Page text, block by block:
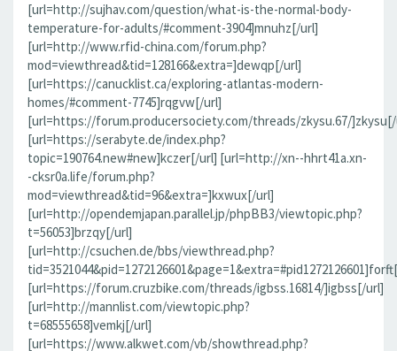
[url=http://sujhav.com/question/what-is-the-normal-body-
temperature-for-adults/#comment-3904]mnuhz[/url]
[url=http://www.rfid-china.com/forum.php?
mod=viewthread&tid=128166&extra=]dewqp[/url]
[url=https://canucklist.ca/exploring-atlantas-modern-
homes/#comment-7745]rqgvw[/url]
[url=https://forum.producersociety.com/threads/zkysu.67/
[url=https://serabyte.de/index.php?
topic=190764.new#new]kczer[/url] [url=http://xn--hhrt41a.xn-
-cksr0a.life/forum.php?
mod=viewthread&tid=96&extra=]kxwux[/url]
[url=http://opendemjapan.parallel.jp/phpBB3/viewtopic.php?
t=56053]brzqy[/url]
[url=http://csuchen.de/bbs/viewthread.php?
[url=https://forum.cruzbike.com/threads/igbss.16814/]igbss[/url]
[url=http://mannlist.com/viewtopic.php?
t=68555658]vemkj[/url]
[url=https://www.alkwet.com/vb/showthread.php?